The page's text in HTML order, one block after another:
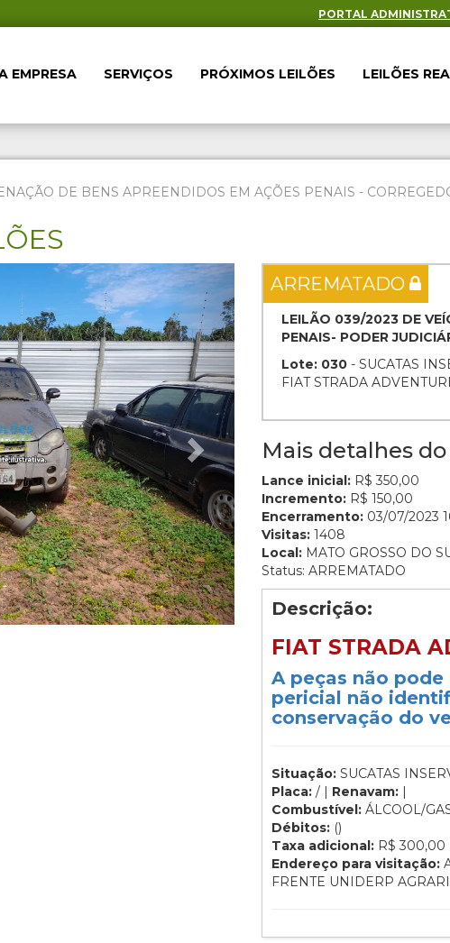
PORTAL
EMPRESA SERVIÇOS PRÓXIMOS LEILÕES LEILÕES
DE BENS APREENDIDOS EM AÇÕES PENAIS -
Next ARREMATADO
LEILÃO 039/2023 DE
PENAIS- PODER
Lote: 030 - SUCATAS
FIAT STRADA
Mais detalhes
Lance inicial: R$ 350,00
Incremento: R$ 150,00
Encerramento: 03/07/2023
Visitas: 1408
Local: MATO GROSSO DO
Status: ARREMATADO
Descrição:
FIAT STRADA
A peças não
pericial não
conservação do
Situação: SUCATAS
Placa: / | Renavam: |
Combustível: ÁLCOOL/
Débitos: ()
Taxa adicional: R$ 300,00
Endereço para visitação:
FRENTE UNIDERP